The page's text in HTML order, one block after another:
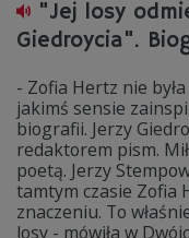
"Jej losy
Giedroycia".
- Zofia Hertz nie
jakimś sensie
biografii. Jerzy
redaktorem pism.
poetą. Jerzy
tamtym czasie Zofia
znaczeniu. To
losy - mówiła w